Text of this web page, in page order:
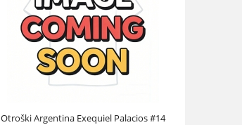
Otroški Argentina Exequiel Palacios #14